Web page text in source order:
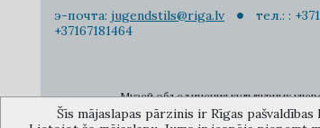
э-почта: jugendstils@riga.lv
тел.: :
+37167181464
Музей объединения культурных
Šīs mājaslapas pārzinis ir Rīgas